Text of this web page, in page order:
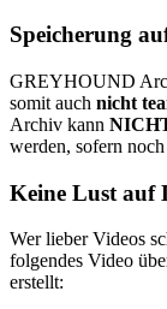
Speicherung
GREYHOUND
somit auch nicht
Archiv kann
werden, sofern
Keine Lust auf
Wer lieber Videos
folgendes Video
erstellt: